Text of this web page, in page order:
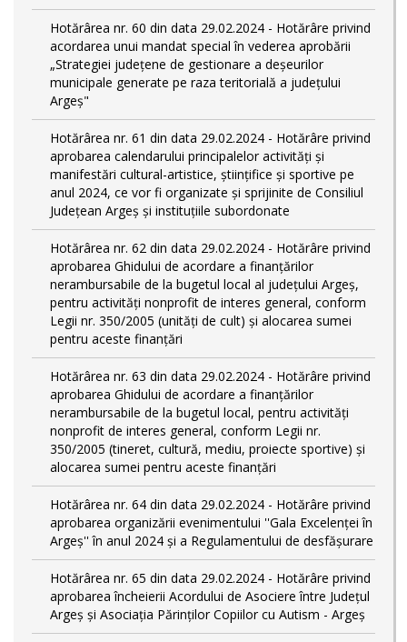
Hotărârea nr. 60 din data 29.02.2024 - Hotărâre privind
acordarea unui mandat special în vederea aprobării
„Strategiei județene de gestionare a deșeurilor
municipale generate pe raza teritorială a județului
Argeș"
Hotărârea nr. 61 din data 29.02.2024 - Hotărâre privind
aprobarea calendarului principalelor activităţi şi
manifestări cultural-artistice, ştiinţifice şi sportive pe
anul 2024, ce vor fi organizate şi sprijinite de Consiliul
Judeţean Argeş şi instituţiile subordonate
Hotărârea nr. 62 din data 29.02.2024 - Hotărâre privind
aprobarea Ghidului de acordare a finanţărilor
nerambursabile de la bugetul local al județului Argeș,
pentru activităţi nonprofit de interes general, conform
Legii nr. 350/2005 (unități de cult) și alocarea sumei
pentru aceste finanțări
Hotărârea nr. 63 din data 29.02.2024 - Hotărâre privind
aprobarea Ghidului de acordare a finanţărilor
nerambursabile de la bugetul local, pentru activităţi
nonprofit de interes general, conform Legii nr.
350/2005 (tineret, cultură, mediu, proiecte sportive) și
alocarea sumei pentru aceste finanțări
Hotărârea nr. 64 din data 29.02.2024 - Hotărâre privind
aprobarea organizării evenimentului ''Gala Excelenței în
Argeș'' în anul 2024 și a Regulamentului de desfășurare
Hotărârea nr. 65 din data 29.02.2024 - Hotărâre privind
aprobarea încheierii Acordului de Asociere între Județul
Argeș și Asociația Părinților Copiilor cu Autism - Argeș